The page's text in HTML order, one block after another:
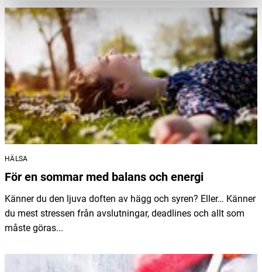
HÄLSA
För en sommar med balans och energi
Känner du den ljuva doften av hägg och syren? Eller… Känner
du mest stressen från avslutningar, deadlines och allt som
måste göras...